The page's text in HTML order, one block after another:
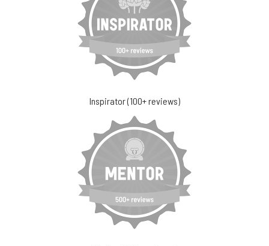
Inspirator (100+ reviews)